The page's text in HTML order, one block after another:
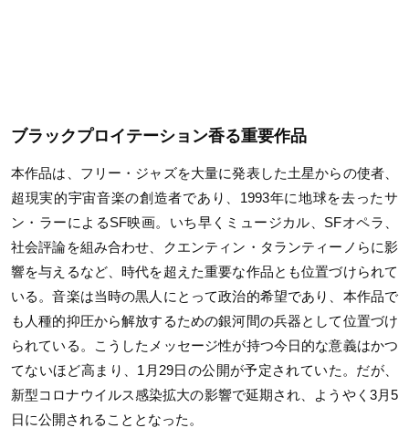
ブラックプロイテーション香る重要作品
本作品は、フリー・ジャズを大量に発表した土星からの使者、
超現実的宇宙音楽の創造者であり、1993年に地球を去ったサ
ン・ラーによるSF映画。いち早くミュージカル、SFオペラ、
社会評論を組み合わせ、クエンティン・タランティーノらに影
響を与えるなど、時代を超えた重要な作品とも位置づけられて
いる。音楽は当時の黒人にとって政治的希望であり、本作品で
も人種的抑圧から解放するための銀河間の兵器として位置づけ
られている。こうしたメッセージ性が持つ今日的な意義はかつ
てないほど高まり、1月29日の公開が予定されていた。だが、
新型コロナウイルス感染拡大の影響で延期され、ようやく3月5
日に公開されることとなった。